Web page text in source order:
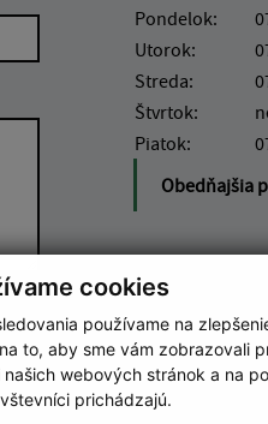
cookies
používame na
to, aby sme vám zobrazovali
webových stránok a na
prichádzajú.
Google reCaptcha Response
Pondelok:
Utorok:
Streda:
Štvrtok:
Piatok:
Obedňajšia